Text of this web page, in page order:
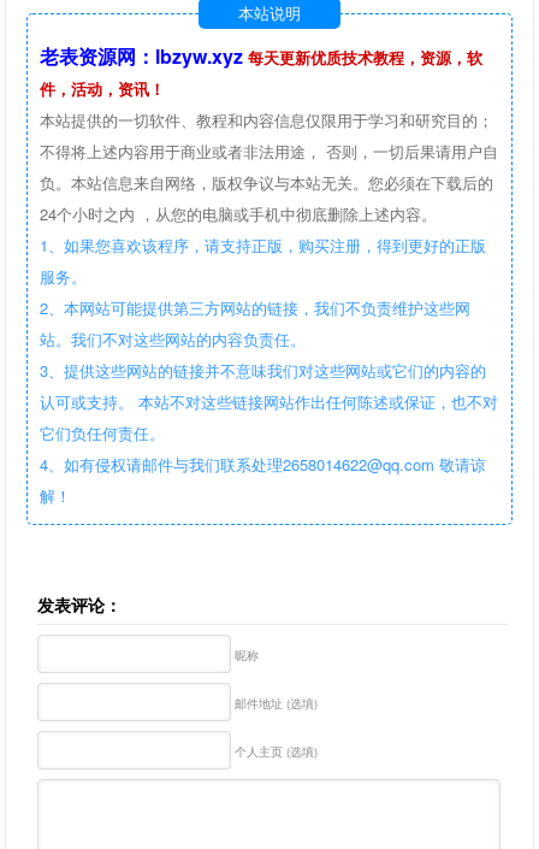
本站说明
老表资源网：lbzyw.xyz 每天更新优质技术教程，资源，软
件，活动，资讯！
本站提供的一切软件、教程和内容信息仅限用于学习和研究目的；
不得将上述内容用于商业或者非法用途， 否则，一切后果请用户自
负。本站信息来自网络，版权争议与本站无关。您必须在下载后的
24个小时之内 ，从您的电脑或手机中彻底删除上述内容。
1、如果您喜欢该程序，请支持正版，购买注册，得到更好的正版
服务。
2、本网站可能提供第三方网站的链接，我们不负责维护这些网
站。我们不对这些网站的内容负责任。
3、提供这些网站的链接并不意味我们对这些网站或它们的内容的
认可或支持。 本站不对这些链接网站作出任何陈述或保证，也不对
它们负任何责任。
4、如有侵权请邮件与我们联系处理2658014622@qq.com 敬请谅
解！
发表评论：
昵称
邮件地址 (选填)
个人主页 (选填)